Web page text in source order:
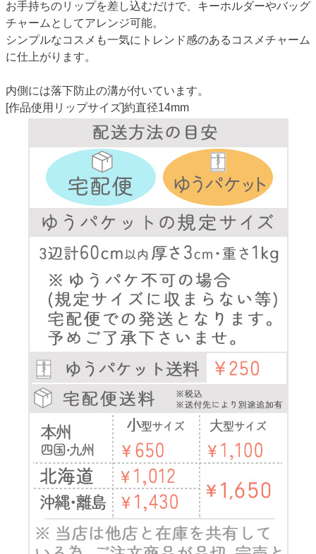
お手持ちのリップを差し込むだけで、キーホルダーやバッグ
チャームとしてアレンジ可能。
シンプルなコスメも一気にトレンド感のあるコスメチャーム
に仕上がります。
内側には落下防止の溝が付いています。
[作品使用リップサイズ]約直径14mm